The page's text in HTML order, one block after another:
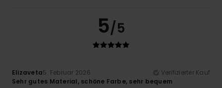
5/5
Elizaveta5. Februar 2026
Verifizierter Kauf
Sehr gutes Material, schöne Farbe, sehr bequem